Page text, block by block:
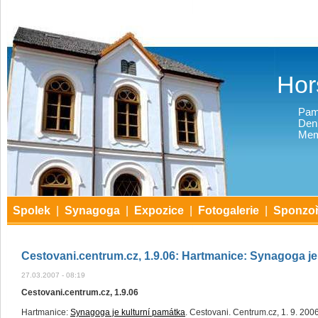
Spolek Synagoga Expozice Fotogalerie
Cestovani.centrum.cz, 1.9.06: Hartmanice: Synagoga
27.03.2007 - 08:19
Cestovani.centrum.cz, 1.9.06
Hartmanice: Synagoga je kulturní památka. Cestovani. Centrum.cz, 1. 9.